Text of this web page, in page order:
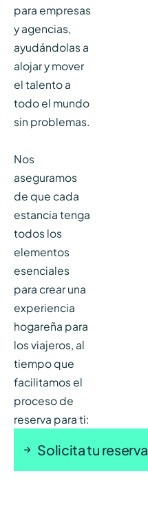
para empresas
y agencias,
ayudándolas a
alojar y mover
el talento a
todo el mundo
sin problemas.
Nos
aseguramos
de que cada
estancia tenga
todos los
elementos
esenciales
para crear una
experiencia
hogareña para
los viajeros, al
tiempo que
facilitamos el
proceso de
reserva para ti:
Solicita tu reserva